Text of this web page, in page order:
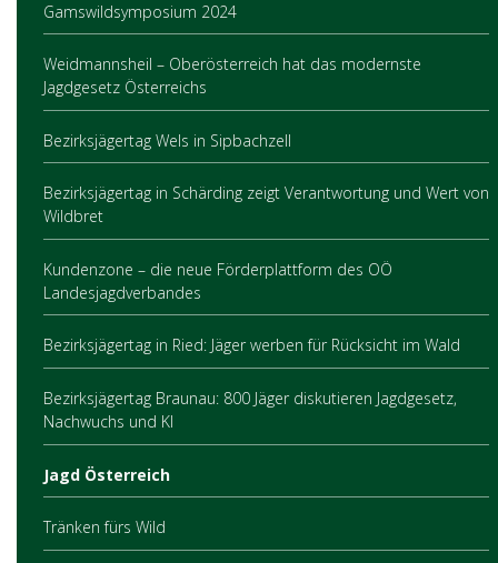
Gamswildsymposium 2024
Weidmannsheil – Oberösterreich hat das modernste
Jagdgesetz Österreichs
Bezirksjägertag Wels in Sipbachzell
Bezirksjägertag in Schärding zeigt Verantwortung und Wert von
Wildbret
Kundenzone – die neue Förderplattform des OÖ
Landesjagdverbandes
Bezirksjägertag in Ried: Jäger werben für Rücksicht im Wald
Bezirksjägertag Braunau: 800 Jäger diskutieren Jagdgesetz,
Nachwuchs und KI
Jagd Österreich
Tränken fürs Wild